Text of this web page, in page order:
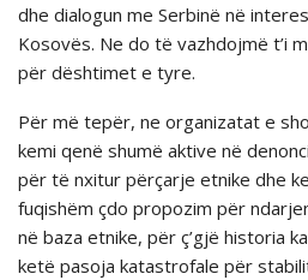
dhe dialogun me Serbinë në
Kosovës. Ne do të vazhdojmë t’i
për dështimet e tyre.
Për më tepër, ne organizatat e
kemi qenë shumë aktive në
për të nxitur përçarje etnike dhe
fuqishëm çdo propozim për
në baza etnike, për ç’gjë historia
ketë pasoja katastrofale për